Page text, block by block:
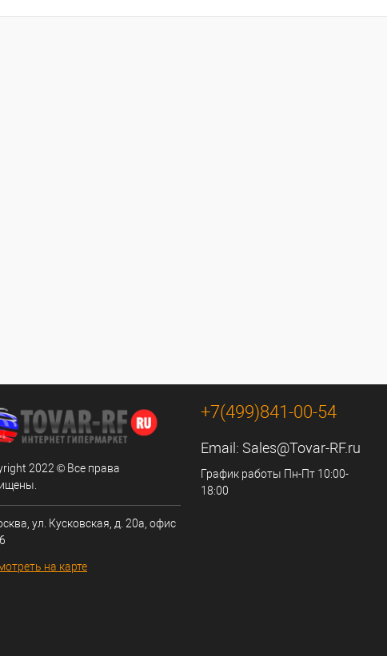
2022 © Все права
ул. Кусковская, д. 20а, офис
на карте
+7(499)841-00-54
Email: Sales@Tovar-RF.ru
График работы Пн-Пт 10:00-
18:00